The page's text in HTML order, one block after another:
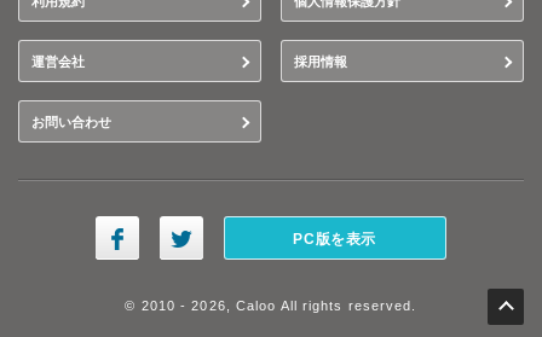
運営会社 採用情報
お問い合わせ
PC版を表示
© 2010 - 2026, Caloo All rights reserved.